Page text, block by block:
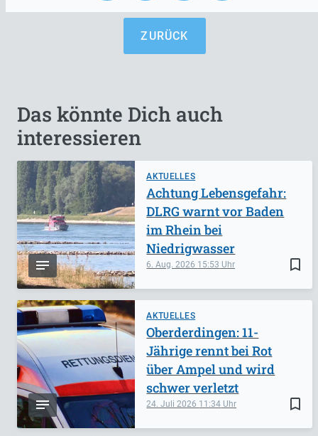
ZURÜCK
Das könnte Dich auch
interessieren
AKTUELLES
bookmark_border
6. Aug. 2026 15:53
Achtung Lebensgefahr:
DLRG warnt vor Baden
im Rhein bei
Niedrigwasser
AKTUELLES
bookmark_border
24. Juli 2026 11:34
Oberderdingen: 11-
Jährige rennt bei Rot
über Ampel und wird
schwer verletzt